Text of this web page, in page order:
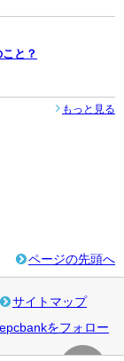
と？
もっと見る
ページの先頭へ
サイトマップ
をフォロー